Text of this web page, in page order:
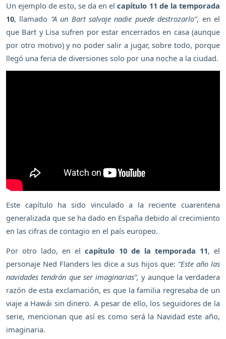
Un ejemplo de esto, se da en elcapítulo 11 de la temporada
10, llamado “A un Bart salvaje nadie puede destrozarlo”, en el
que Bart y Lisa sufren por estar encerrados en casa (aunque
por otro motivo) y no poder salir a jugar, sobre todo, porque
llegó una feria de diversiones solo por una noche a la ciudad.
Este capítulo ha sido vinculado a la reciente cuarentena
generalizada que se ha dado en España debido al crecimiento
en las cifras de contagio en el país europeo.
Por otro lado, en elcapítulo 10 de la temporada 11, el
personaje Ned Flanders les dice a sus hijos que: “Este año las
navidades tendrán que ser imaginarias”, y aunque la verdadera
razón de esta exclamación, es que la familia regresaba de un
viaje a Hawái sin dinero. A pesar de ello, los seguidores de la
serie, mencionan que así es como será la Navidad este año,
imaginaria.